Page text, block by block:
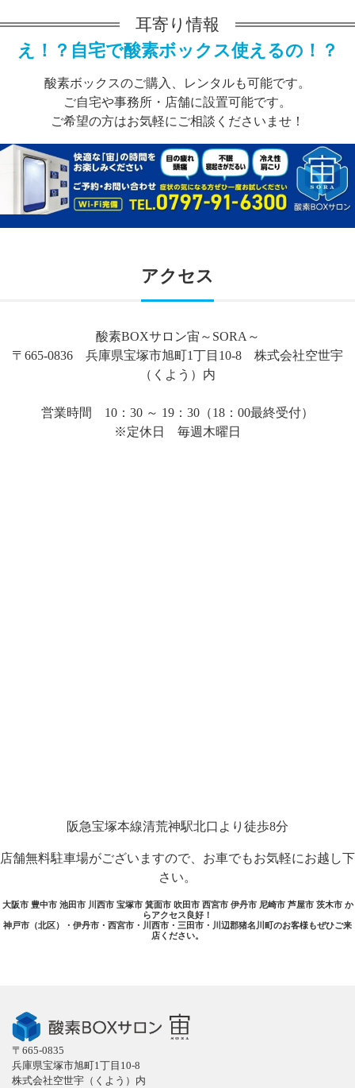
耳寄り情報
え！？自宅で酸素ボックス使えるの！？
酸素ボックスのご購入、レンタルも可能です。
ご自宅や事務所・店舗に設置可能です。
ご希望の方はお気軽にご相談くださいませ！
アクセス
酸素BOXサロン宙～SORA～
〒665-0836 兵庫県宝塚市旭町1丁目10-8 株式会社空世宇
（くよう）内
営業時間 10：30 ～ 19：30（18：00最終受付）
※定休日 毎週木曜日
阪急宝塚本線清荒神駅北口より徒歩8分
店舗無料駐車場がございますので、お車でもお気軽にお越し下
さい。
大阪市 豊中市 池田市 川西市 宝塚市 箕面市 吹田市 西宮市 伊丹市 尼崎市 芦屋市 茨木市 か
らアクセス良好！
神戸市（北区）・伊丹市・西宮市・川西市・三田市・川辺郡猪名川町のお客様もぜひご来
店ください。
〒665-0835
兵庫県宝塚市旭町1丁目10-8
株式会社空世宇（くよう）内